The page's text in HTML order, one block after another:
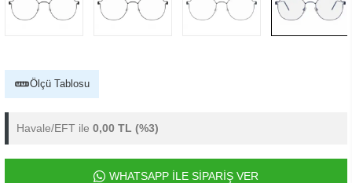
Ölçü Tablosu
Havale/EFT ile 0,00 TL (%3)
WHATSAPP İLE SİPARİŞ VER